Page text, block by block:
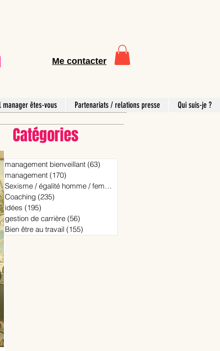
Me contacter
manager êtes-vous Partenariats / relations presse Qui suis-je ?
Catégories
management bienveillant (63)
management (170)
Sexisme / égalité homme / femme
Coaching (235)
idées (195)
gestion de carrière (56)
Bien être au travail (155)